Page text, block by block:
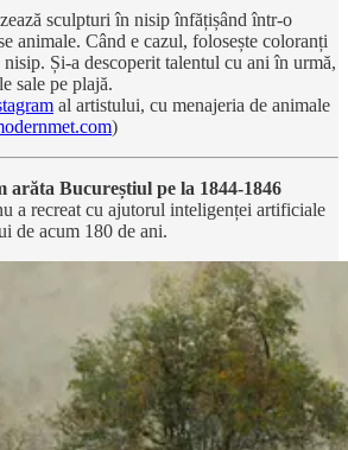
sculpturi în nisip înfățișând într-o
animale. Când e cazul, folosește coloranți
Și-a descoperit talentul cu ani în urmă,
sale pe plajă.
al artistului, cu menajeria de animale
)
Bucureștiul pe la 1844-1846
a recreat cu ajutorul inteligenței artificiale
de acum 180 de ani.